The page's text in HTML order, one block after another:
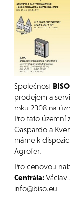
Společnost
prodejem a
roku 2008 na
Pro tato územní
Gaspardo a
máme k
Agrofer.
Pro cenovou
Centrála:Václav
info@biso.eu